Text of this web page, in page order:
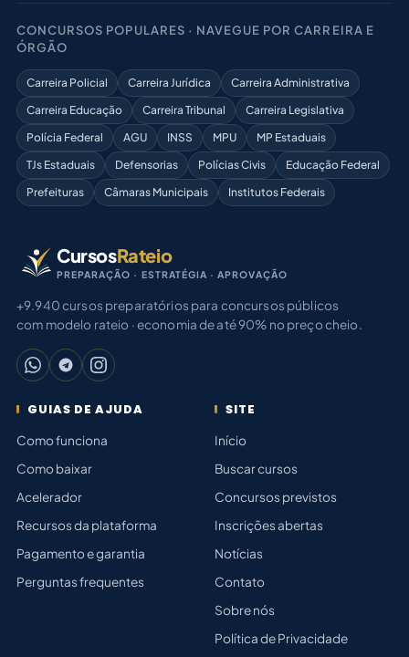
CONCURSOS POPULARES · NAVEGUE POR CARREIRA E
ÓRGÃO
Carreira Policial Carreira Jurídica
Carreira Administrativa
Carreira Educação
Carreira Tribunal
Carreira Legislativa
Polícia Federal
AGU INSS MPU
MP Estaduais
TJs Estaduais
Defensorias Polícias Civis
Educação Federal
Prefeituras
Câmaras Municipais Institutos Federais
CursosRateio
PREPARAÇÃO · ESTRATÉGIA · APROVAÇÃO
+9.940 cursos preparatórios para concursos públicos
com modelo rateio · economia de até 90% no preço cheio.
GUIAS DE AJUDA
Como funciona
Como baixar
Acelerador
Recursos da plataforma
Pagamento e garantia
Perguntas frequentes
SITE
Início
Buscar cursos
Concursos previstos
Inscrições abertas
Notícias
Contato
Sobre nós
Política de Privacidade